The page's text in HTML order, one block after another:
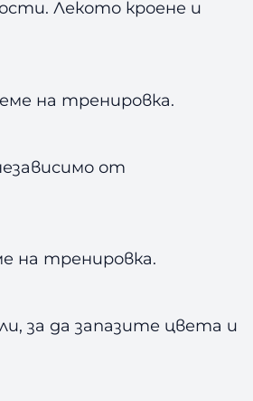
Лекото кроене и
на тренировка.
от
на тренировка.
за да запазите цвета и